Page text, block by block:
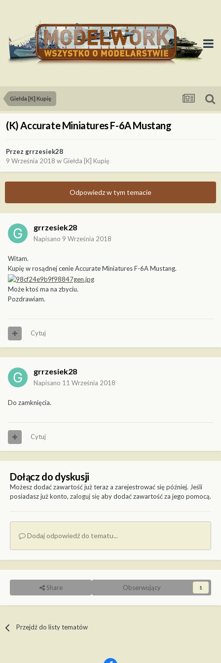
Giełda [K] Kupię
(K) Accurate Miniatures F-6A Mustang
Przez grrzesiek28
9 Września 2018 w Giełda [K] Kupię
Odpowiedz w tym temacie
grrzesiek28
Napisano 9 Września 2018
Witam.
Kupię w rosądnej cenie Accurate Miniatures F-6A Mustang.
Może ktoś ma na zbyciu.
Pozdrawiam.
Cytuj
grrzesiek28
Napisano 11 Września 2018
Do zamknięcia.
Cytuj
Dołącz do dyskusji
Możesz dodać zawartość już teraz a zarejestrować się później. Jeśli
posiadasz już konto, zaloguj sięaby dodać zawartość za jego pomocą.
Dodaj odpowiedź do tematu...
Share Obserwujący 1
Przejdź do listy tematów